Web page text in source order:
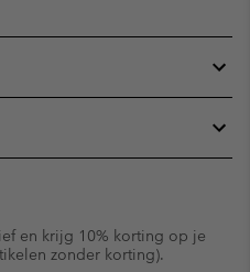
en krijg 10% korting op je
zonder korting).